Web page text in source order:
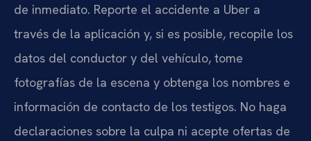
de inmediato. Reporte el accidente a Uber a
través de la aplicación y, si es posible, recopile los
datos del conductor y del vehículo, tome
fotografías de la escena y obtenga los nombres e
información de contacto de los testigos. No haga
declaraciones sobre la culpa ni acepte ofertas de